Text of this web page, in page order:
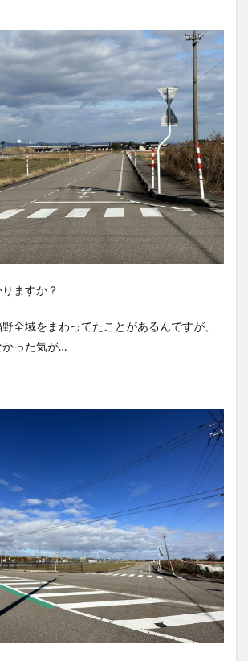
ますか？
全域をまわってたことがあるんですが、
かった気が…